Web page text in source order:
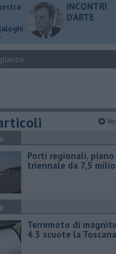
INCONTRI
D'ARTE
Porti regionali, piano
triennale da 7,5
Terremoto di
4.3 scuote la Toscana